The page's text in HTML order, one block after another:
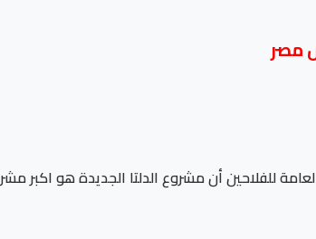
مصر
للفلاحين أن مشروع الدلتا الجديدة هو اكبر